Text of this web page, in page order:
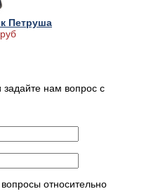
Петруша
нам вопрос с
относительно